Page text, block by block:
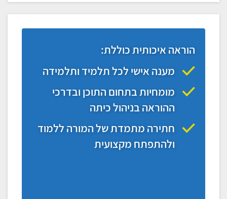
הוראה איכותית כוללת:
מענה אישי לכל תלמיד ותלמידה
מומחיות בתחום התוכן ובדרכי
ההוראה בניהול כיתה
חתירה מתמדת של המורה ללמוד
ולהתפתח מקצועית